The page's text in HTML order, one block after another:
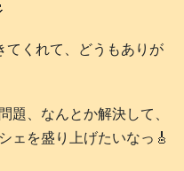
てくれて、どうもありが
題、なんとか解決して、
ェを盛り上げたいなっ🎸